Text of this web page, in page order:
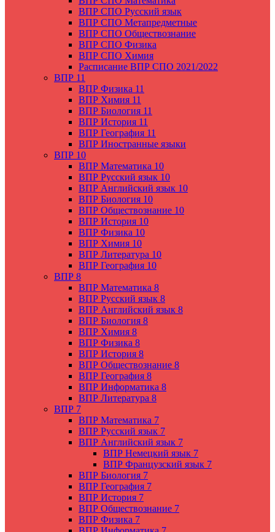
ВПР СПО Русский язык
ВПР СПО Метапредметные
ВПР СПО Обществознание
ВПР СПО Физика
ВПР СПО Химия
Расписание ВПР СПО 2021/2022
ВПР 11
ВПР Физика 11
ВПР Химия 11
ВПР Биология 11
ВПР История 11
ВПР География 11
ВПР Иностранные языки
ВПР 10
ВПР Математика 10
ВПР Русский язык 10
ВПР Английский язык 10
ВПР Биология 10
ВПР Обществознание 10
ВПР История 10
ВПР Физика 10
ВПР Химия 10
ВПР Литература 10
ВПР География 10
ВПР 8
ВПР Математика 8
ВПР Русский язык 8
ВПР Английский язык 8
ВПР Биология 8
ВПР Химия 8
ВПР Физика 8
ВПР История 8
ВПР Обществознание 8
ВПР География 8
ВПР Информатика 8
ВПР Литература 8
ВПР 7
ВПР Математика 7
ВПР Русский язык 7
ВПР Английский язык 7
ВПР Немецкий язык 7
ВПР Французский язык 7
ВПР Биология 7
ВПР География 7
ВПР История 7
ВПР Обществознание 7
ВПР Физика 7